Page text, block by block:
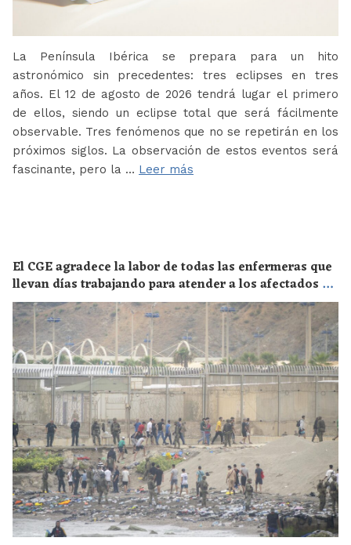
La Península Ibérica se prepara para un hito
astronómico sin precedentes: tres eclipses en tres
años. El 12 de agosto de 2026 tendrá lugar el primero
de ellos, siendo un eclipse total que será fácilmente
observable. Tres fenómenos que no se repetirán en los
próximos siglos. La observación de estos eventos será
fascinante, pero la … Leer más
El CGE agradece la labor de todas las enfermeras que
llevan días trabajando para atender a los afectados de
la crisis migratoria de Ceuta